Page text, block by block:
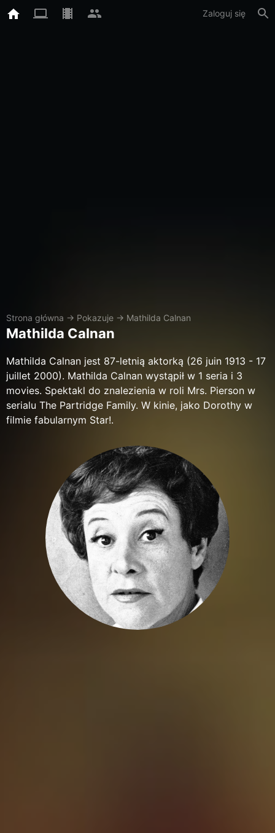
Zaloguj się
Strona główna → Pokazuje → Mathilda Calnan
Mathilda Calnan
Mathilda Calnan jest 87-letnią aktorką (26 juin 1913 - 17
juillet 2000). Mathilda Calnan wystąpił w 1 seria i 3
movies. Spektakl do znalezienia w roli Mrs. Pierson w
serialu The Partridge Family. W kinie, jako Dorothy w
filmie fabularnym Star!.